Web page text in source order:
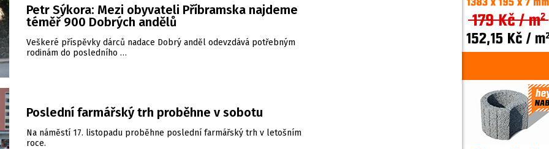
Petr Sýkora: Mezi obyvateli Příbramska najdeme
téměř 900 Dobrých andělů
Veškeré příspěvky dárců nadace Dobrý anděl odevzdává potřebným
rodinám do posledního …
Poslední farmářský trh proběhne v sobotu
Na náměstí 17. listopadu proběhne poslední farmářský trh v letošním
roce.